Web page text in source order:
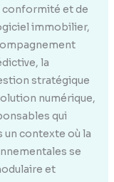
conformité et de
immobilier,
la
stratégique
numérique,
qui
un contexte où la
se
et